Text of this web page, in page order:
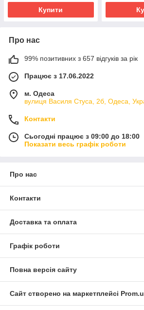
Купити
Про нас
99% позитивних з 657 відгуків за рік
Працює з 17.06.2022
м. Одеса
вулиця Василя Стуса, 2б, Одеса,
Контакти
Сьогодні працює з 09:00 до 18:00
Показати весь графік роботи
Про нас
Контакти
Доставка та оплата
Графік роботи
Повна версія сайту
Сайт створено на маркетплейсі